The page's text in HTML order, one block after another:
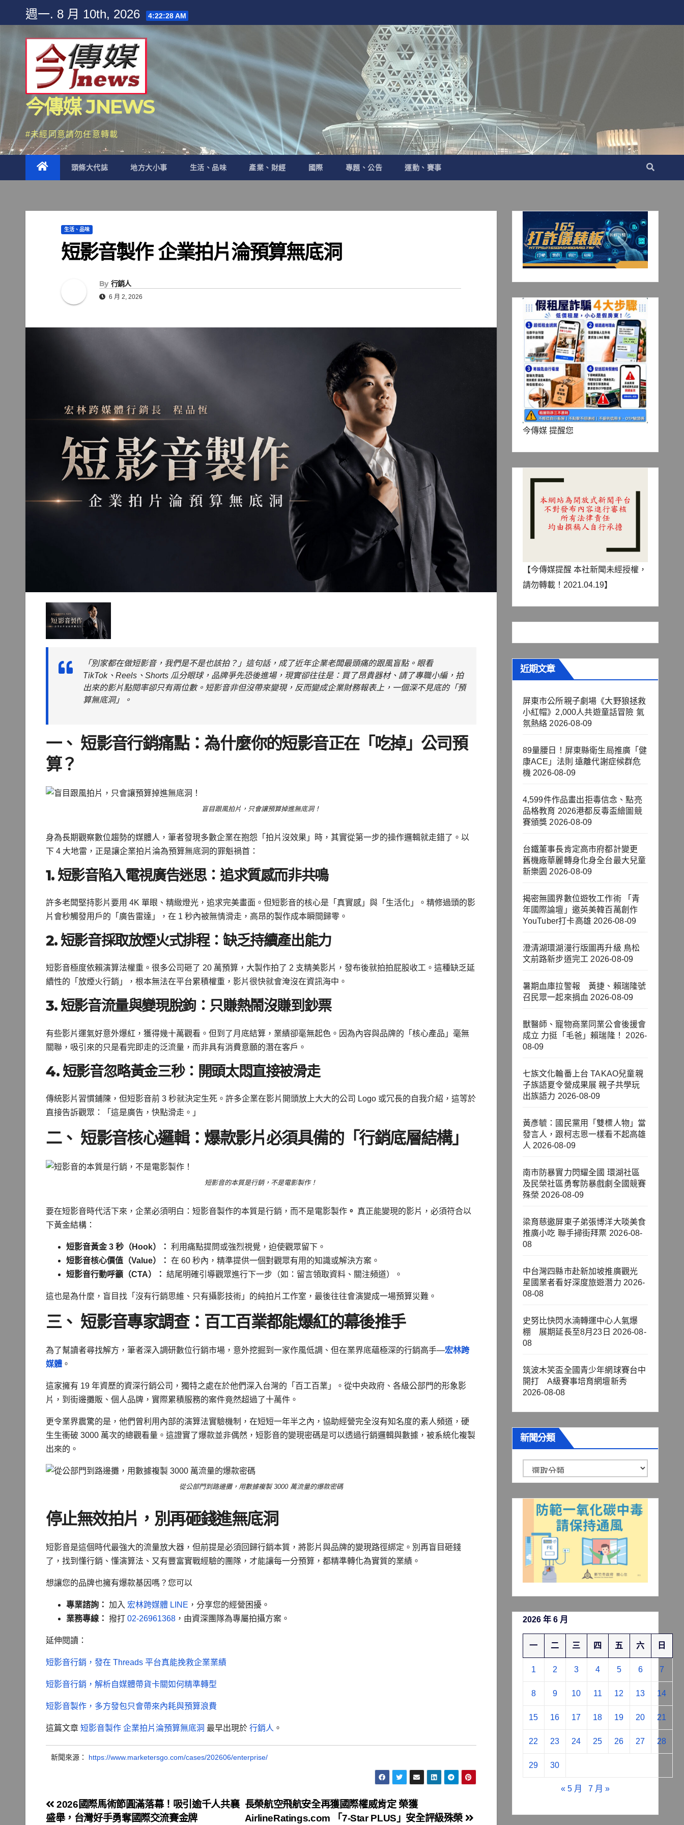
content
週一. 8 月 10th, 2026 4:22:29 AM
今傳媒 JNEWS
#未經同意請勿任意轉載
頭條大代誌 地方大小事 生活、品味 產業、財經 國際 專題、公告 運動、賽事
生活、品味
短影音製作 企業拍片淪預算無底洞
By 行銷人
6 月 2, 2026
「別家都在做短影音，我們是不是也該拍？」這句話，成了近年企業老闆最頭痛的跟風盲點。眼看
TikTok、Reels、Shorts 瓜分眼球，品牌爭先恐後進場，現實卻往往是：買了昂貴器材、請了專職小編，拍
出來的影片點閱率卻只有兩位數。短影音非但沒帶來變現，反而變成企業財務報表上，一個深不見底的「預
算無底洞」。
一、 短影音行銷痛點：為什麼你的短影音正在「吃掉」公司預
算？
盲目跟風拍片，只會讓預算掉進無底洞！
身為長期觀察數位趨勢的媒體人，筆者發現多數企業在抱怨「拍片沒效果」時，其實從第一步的操作邏輯就走錯了。以
下 4 大地雷，正是讓企業拍片淪為預算無底洞的罪魁禍首：
1. 短影音陷入電視廣告迷思：追求質感而非共鳴
許多老闆堅持影片要用 4K 單眼、精緻燈光，追求完美畫面。但短影音的核心是「真實感」與「生活化」。精修過頭的影
片會秒觸發用戶的「廣告雷達」，在 1 秒內被無情滑走，高昂的製作成本瞬間歸零。
2. 短影音採取放煙火式排程：缺乏持續產出能力
短影音極度依賴演算法權重。很多公司砸了 20 萬預算，大製作拍了 2 支精美影片，發布後就拍拍屁股收工。這種缺乏延
續性的「放煙火行銷」，根本無法在平台累積權重，影片很快就會淹沒在資訊海中。
3. 短影音流量與變現脫鉤：只賺熱鬧沒賺到鈔票
有些影片運氣好意外爆紅，獲得幾十萬觀看。但到了月底結算，業績卻毫無起色。因為內容與品牌的「核心產品」毫無
關聯，吸引來的只是看完即走的泛流量，而非具有消費意願的潛在客戶。
4. 短影音忽略黃金三秒：開頭太悶直接被滑走
傳統影片習慣鋪陳，但短影音前 3 秒就決定生死。許多企業在影片開頭放上大大的公司 Logo 或冗長的自我介紹，這等於
直接告訴觀眾：「這是廣告，快點滑走。」
二、 短影音核心邏輯：爆款影片必須具備的「行銷底層結構」
短影音的本質是行銷，不是電影製作！
要在短影音時代活下來，企業必須明白：短影音製作的本質是行銷，而不是電影製作 。 真正能變現的影片，必須符合以
下黃金結構：
短影音黃金 3 秒（Hook）： 利用痛點提問或強烈視覺，迫使觀眾留下。
短影音核心價值（Value）： 在 60 秒內，精準提供一個對觀眾有用的知識或解決方案。
短影音行動呼籲（CTA）： 結尾明確引導觀眾進行下一步（如：留言領取資料、關注頻道）。
這也是為什麼，盲目找「沒有行銷思維、只有攝影技術」的純拍片工作室，最後往往會演變成一場預算災難。
三、 短影音專家調查：百工百業都能爆紅的幕後推手
為了幫讀者尋找解方，筆者深入調研數位行銷市場，意外挖掘到一家作風低調、但在業界底蘊極深的行銷高手—宏林跨
媒體 。
這家擁有 19 年資歷的資深行銷公司，獨特之處在於他們深入台灣的「百工百業」。從中央政府、各級公部門的形象影
片，到街邊攤販、個人品牌，實際累積服務的案件竟然超過了十萬件。
更令業界震驚的是，他們曾利用內部的演算法實驗機制，在短短一年半之內，協助經營完全沒有知名度的素人頻道，硬
生生衝破 3000 萬次的總觀看量。這證實了爆款並非偶然，短影音的變現密碼是可以透過行銷邏輯與數據，被系統化複製
出來的。
從公部門到路邊攤，用數據複製 3000 萬流量的爆款密碼
停止無效拍片，別再砸錢進無底洞
短影音是這個時代最強大的流量放大器，但前提是必須回歸行銷本質，將影片與品牌的變現路徑綁定。別再盲目砸錢
了，找到懂行銷、懂演算法、又有豐富實戰經驗的團隊，才能讓每一分預算，都精準轉化為實質的業績。
想讓您的品牌也擁有爆款基因嗎？您可以
專業諮詢： 加入 宏林跨媒體 LINE ，分享您的經營困擾。
業務專線： 撥打 02-26961368 ，由資深團隊為專屬拍攝方案。
延伸閱讀：
短影音行銷，發在 Threads 平台真能挽救企業業績
短影音行銷，解析自媒體帶貨卡關如何精準轉型
短影音製作，多方發包只會帶來內耗與預算浪費
這篇文章 短影音製作 企業拍片淪預算無底洞 最早出現於 行銷人 。
新聞來源： https://www.marketersgo.com/cases/202606/enterprise/
文
長榮航空飛航安全再獲國際權威肯定 榮獲
AirlineRatings.com 「7-Star PLUS」安全評級殊榮
2026國際馬術節圓滿落幕！吸引逾千人共襄
盛舉，台灣好手勇奪國際交流賽金牌
今傳媒 提醒您
【今傳媒提醒 本社新聞未經授權，
請勿轉載！2021.04.19】
近期文章
屏東市公所親子劇場《大野狼拯救
小紅帽》2,000人共遊童話冒險 氣
氛熱絡 2026-08-09
89量腰日！屏東縣衛生局推廣「健
康ACE」法則 遠離代謝症候群危
機 2026-08-09
4,599件作品畫出拒毒信念、點亮
品格教育 2026港都反毒盃繪圖競
賽頒獎 2026-08-09
台鐵董事長肯定高市府都計變更
舊機廠華麗轉身化身全台最大兒童
新樂園 2026-08-09
揭密無國界數位遊牧工作術 「青
年國際論壇」邀英美韓百萬創作
YouTuber打卡高雄 2026-08-09
澄清湖環湖漫行版圖再升級 鳥松
文前路新步道完工 2026-08-09
暑期血庫拉警報 黃捷、賴瑞隆號
召民眾一起來捐血 2026-08-09
獸醫師、寵物商業同業公會後援會
成立 力挺「毛爸」賴瑞隆！
2026-
08-09
七族文化輪番上台 TAKAO兒童親
子族語夏令營成果展 親子共學玩
出族語力 2026-08-09
黃彥毓：國民黨用「雙標人物」當
發言人，跟柯志恩一樣看不起高雄
人 2026-08-09
南市防暴實力閃耀全國 環湖社區
及民榮社區勇奪防暴戲劇全國競賽
殊榮 2026-08-09
梁育慈邀屏東子弟張博洋大啖美食
推廣小吃 聯手掃街拜票 2026-08-
08
中台灣四縣市赴新加坡推廣觀光
星國業者看好深度旅遊潛力 2026-
08-08
史努比快閃水湳轉運中心人氣爆
棚 展期延長至8月23日 2026-08-
08
筑波木笑盃全國青少年網球賽台中
開打 A級賽事培育網壇新秀
2026-08-08
新聞分類
聞
分
2026 年 6 月
一 二 三 四 五 六 日
1 2 3 4 5 6 7
8 9 10 11 12 13 14
15 16 17 18 19 20 21
22 23 24 25 26 27 28
29 30
« 5 月 7 月 »